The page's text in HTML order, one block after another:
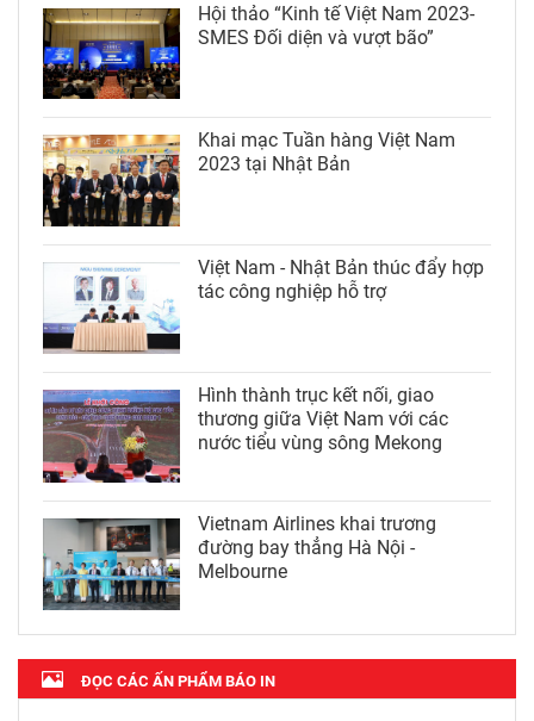
Hội thảo “Kinh tế Việt Nam 2023-
SMES Đối diện và vượt bão”
Khai mạc Tuần hàng Việt Nam
2023 tại Nhật Bản
Việt Nam - Nhật Bản thúc đẩy hợp
tác công nghiệp hỗ trợ
Hình thành trục kết nối, giao
thương giữa Việt Nam với các
nước tiểu vùng sông Mekong
Vietnam Airlines khai trương
đường bay thẳng Hà Nội -
Melbourne
ĐỌC CÁC ẤN PHẨM BÁO IN